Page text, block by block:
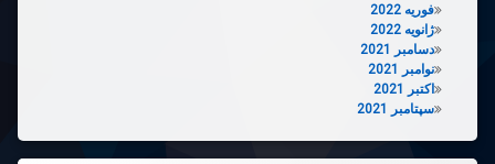
فوریه 2022
ژانویه 2022
دسامبر 2021
نوامبر 2021
اکتبر 2021
سپتامبر 2021